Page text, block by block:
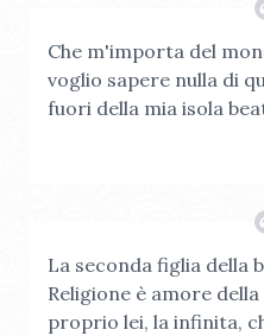
Che m'importa del
voglio sapere nulla di
fuori della mia isola
La seconda figlia della
Religione è amore
proprio lei, la infinita,